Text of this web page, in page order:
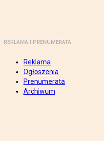
REKLAMA I PRENUMERATA
Reklama
Ogłoszenia
Prenumerata
Archiwum